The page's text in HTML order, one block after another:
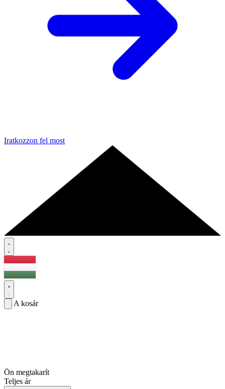
Iratkozzon fel most
A kosár
Ön megtakarít
Teljes ár